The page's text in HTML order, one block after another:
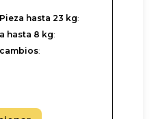
hasta 23 kg:
hasta 8 kg:
: